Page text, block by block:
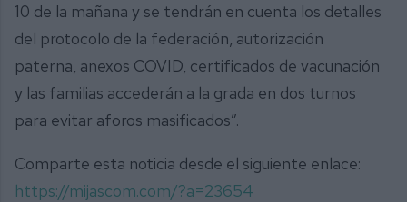
10 de la mañana y se tendrán en cuenta los detalles
del protocolo de la federación, autorización
paterna, anexos COVID, certificados de vacunación
y las familias accederán a la grada en dos turnos
para evitar aforos masificados”.
Comparte esta noticia desde el siguiente enlace:
https://mijascom.com/?a=23654